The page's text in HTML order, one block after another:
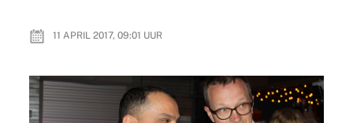
11 APRIL 2017, 09:01 UUR